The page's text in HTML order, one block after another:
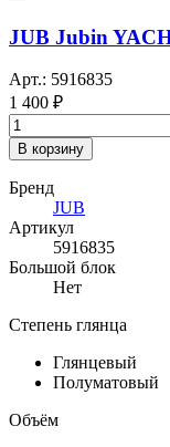
JUB Jubin
Арт.: 5916835
1 400 ₽
В корзину
Бренд
JUB
Артикул
5916835
Большой блок
Нет
Степень глянца
Глянцевый
Полуматовый
Объём